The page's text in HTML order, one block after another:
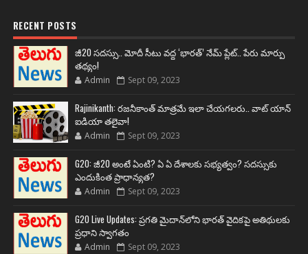
RECENT POSTS
జీ20 సదస్సు.. మోదీ సీటు వద్ద ‘భారత్’ నేమ్ ప్లేట్‌.. పేరు మార్పు
తథ్యం!
Admin Sept 09, 2023
Rajinikanth: రజనీకాంత్ మాత్రమే ఇలా చేయగలరు.. వాట్ యాన్
ఐడియా తలైవా!
Admin Sept 09, 2023
G20: జీ20 అంటే ఏంటి? ఏ ఏ దేశాలకు సభ్యత్వం? సదస్సుకు
ఎందుకింత ప్రాధాన్యత?
Admin Sept 09, 2023
G20 Live Updates: ప్రగతి మైదాన్‌లోని భారత్ వైదికపై అతిథులకు
ప్రధాని స్వాగతం
Admin Sept 09, 2023